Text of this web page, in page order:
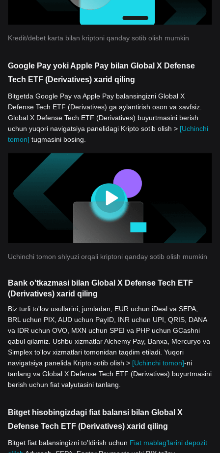
Kredit/debet karta bilan kriptoni qanday sotib olish mumkin
Google Pay yoki Apple Pay bilan Global X Defense
Tech ETF (Derivatives) xarid qiling
Bitgetda Google Pay va Apple Pay balansingizni Global X
Defense Tech ETF (Derivatives) ga aylantirish oson va xavfsiz.
Global X Defense Tech ETF (Derivatives) buyurtmasini berish
uchun yuqori navigatsiya panelidagi Kripto sotib olish > [Uchinchi
tomon] tugmasini bosing.
Uchinchi tomon shlyuzi orqali kriptoni qanday sotib olish mumkin
Bank o'tkazmasi bilan Global X Defense Tech ETF
(Derivatives) xarid qiling
Biz turli to'lov usullarini, jumladan, EUR uchun iDeal va SEPA,
BRL uchun PIX, AUD uchun PayID, INR uchun UPI, QRIS, DANA
va IDR uchun OVO, MXN uchun SPEI va PHP uchun GCashni
qabul qilamiz. Ushbu xizmatlar Alchemy Pay, Banxa, Mercuryo va
Simplex to'lov xizmatlari tomonidan taqdim etiladi. Yuqori
navigatsiya panelida Kripto sotib olish > [Uchinchi tomon]-ni
tanlang va Global X Defense Tech ETF (Derivatives) buyurtmasini
berish uchun fiat valyutasini tanlang.
Bitget hisobingizdagi fiat balansi bilan Global X
Defense Tech ETF (Derivatives) xarid qiling
Bitget fiat balansingizni to'ldirish uchun Fiat mablag'larini depozit